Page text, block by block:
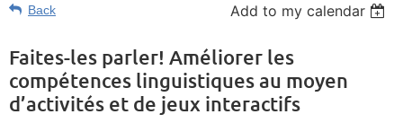
Back Add to my calendar
Faites-les parler! Améliorer les
compétences linguistiques au moyen
d’activités et de jeux interactifs